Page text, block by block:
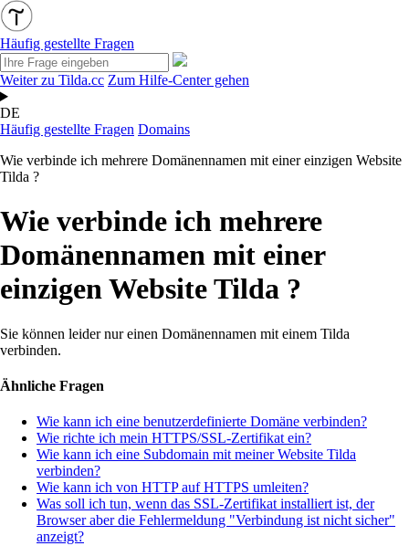
Häufig gestellte Fragen
Weiter zu Tilda.cc Zum Hilfe-Center gehen
DE
Häufig gestellte Fragen Domains
Wie verbinde ich mehrere Domänennamen mit einer einzigen Website
Tilda ?
Wie verbinde ich mehrere
Domänennamen mit einer
einzigen Website Tilda ?
Sie können leider nur einen Domänennamen mit einem Tilda
verbinden.
Ähnliche Fragen
Wie kann ich eine benutzerdefinierte Domäne verbinden?
Wie richte ich mein HTTPS/SSL-Zertifikat ein?
Wie kann ich eine Subdomain mit meiner Website Tilda
verbinden?
Wie kann ich von HTTP auf HTTPS umleiten?
Was soll ich tun, wenn das SSL-Zertifikat installiert ist, der
Browser aber die Fehlermeldung "Verbindung ist nicht sicher"
anzeigt?